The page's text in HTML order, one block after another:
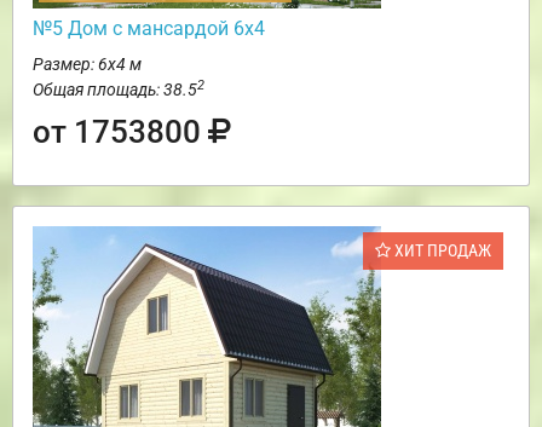
№5 Дом с мансардой 6х4
Размер: 6х4 м
Общая площадь: 38.52
от 1753800
ХИТ ПРОДАЖ